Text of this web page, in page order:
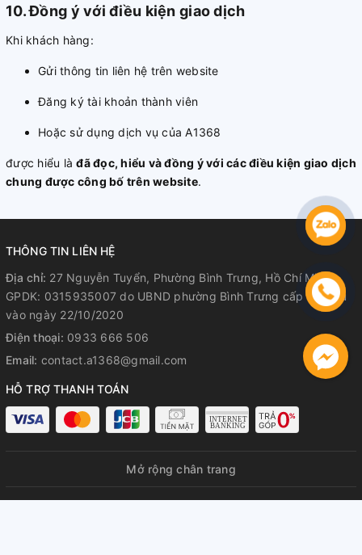
10. Đồng ý với điều kiện giao dịch
Khi khách hàng:
Gửi thông tin liên hệ trên website
Đăng ký tài khoản thành viên
Hoặc sử dụng dịch vụ của A1368
được hiểu làđã đọc, hiểu và đồng ý với các điều kiện giao dịch
chung được công bố trên website.
THÔNG TIN LIÊN HỆ
Địa chỉ: 27 Nguyễn Tuyển, Phường Bình Trưng, Hồ Chí Minh
GPDK: 0315935007 do UBND phường Bình Trưng cấp lần đầu
vào ngày 22/10/2020
Điện thoại: 0933 666 506
Email: contact.a1368@gmail.com
HỖ TRỢ THANH TOÁN
Mở rộng chân trang